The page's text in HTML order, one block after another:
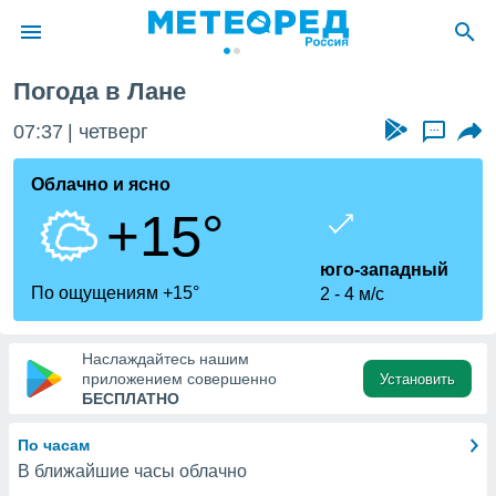
о
Вы можете
к этому
доступ
Погода в Лане
07:37 четверг ...
Облачно и ясно
+15°
По ощущениям +15°
юго-западный
2
4 м/с
Наслаждайтесь нашим
приложением совершенно
БЕСПЛАТНО
Установить
По часам
В ближайшие часы облачно